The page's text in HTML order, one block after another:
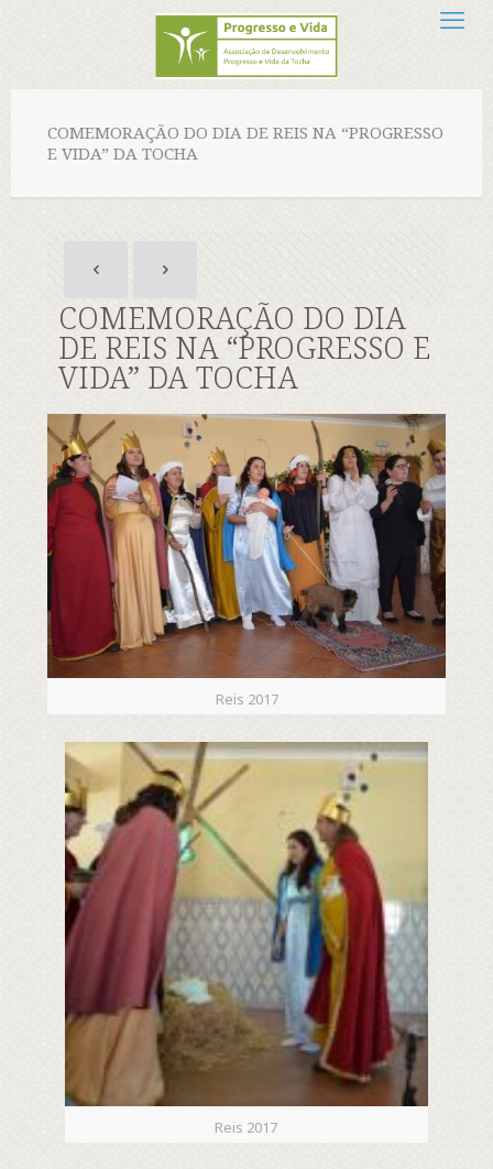
COMEMORAÇÃO DO DIA DE REIS NA “PROGRESSO
E VIDA” DA TOCHA
COMEMORAÇÃO DO DIA
DE REIS NA “PROGRESSO E
VIDA” DA TOCHA
Reis 2017
Reis 2017